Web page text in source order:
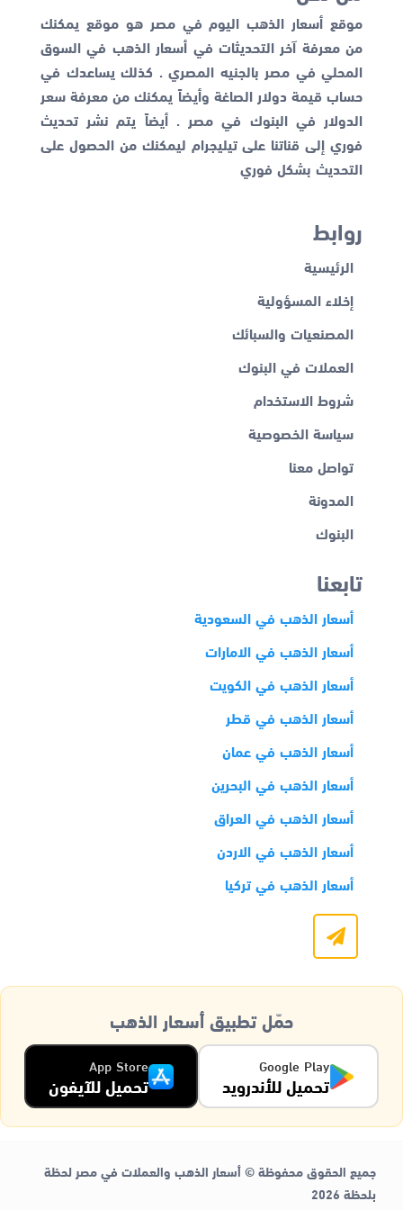
موقع أسعار الذهب اليوم في مصر هو موقع يمكنك
من معرفة آخر التحديثات في أسعار الذهب في السوق
المحلي في مصر بالجنيه المصري . كذلك يساعدك في
حساب قيمة دولار الصاغة وأيضاً يمكنك من معرفة سعر
الدولار في البنوك في مصر . أيضاً يتم نشر تحديث
فوري إلى قناتنا على تيليجرام ليمكنك من الحصول على
التحديث بشكل فوري
روابط
الرئيسية
إخلاء المسؤولية
المصنعيات والسبائك
العملات في البنوك
شروط الاستخدام
سياسة الخصوصية
تواصل معنا
المدونة
البنوك
تابعنا
أسعار الذهب في السعودية
أسعار الذهب في الامارات
أسعار الذهب في الكويت
أسعار الذهب في قطر
أسعار الذهب في عمان
أسعار الذهب في البحرين
أسعار الذهب في العراق
أسعار الذهب في الاردن
أسعار الذهب في تركيا
حمّل تطبيق أسعار الذهب
Google Play
تحميل للأندرويد
App Store
تحميل للآيفون
جميع الحقوق محفوظة © أسعار الذهب والعملات في مصر لحظة
بلحظة 2026